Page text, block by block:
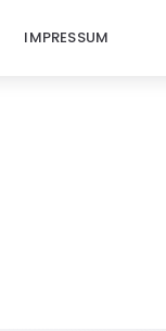
IMPRESSUM